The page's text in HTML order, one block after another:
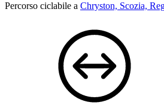
Percorso ciclabile a Chryston, Scozia,